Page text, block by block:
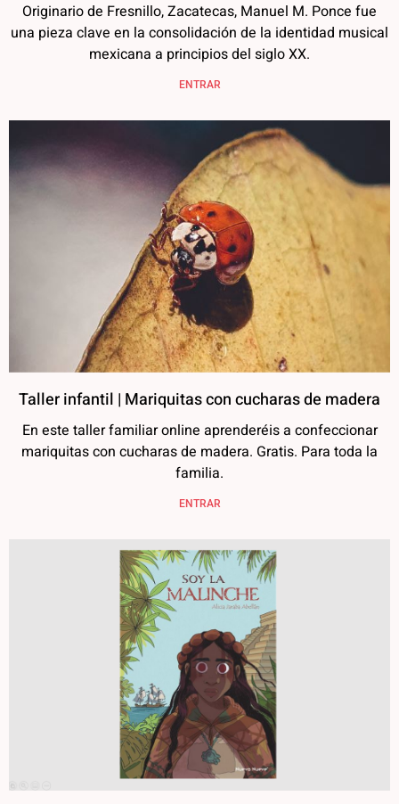
Originario de Fresnillo, Zacatecas, Manuel M. Ponce fue
una pieza clave en la consolidación de la identidad musical
mexicana a principios del siglo XX.
ENTRAR
Taller infantil | Mariquitas con cucharas de madera
En este taller familiar online aprenderéis a confeccionar
mariquitas con cucharas de madera. Gratis. Para toda la
familia.
ENTRAR